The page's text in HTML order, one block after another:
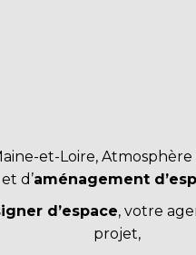
et-Loire,
et d’aménagement
d’espace, votre
projet,